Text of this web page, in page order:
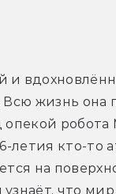
и
Всю жизнь она
опекой
летия кто-то
на
что